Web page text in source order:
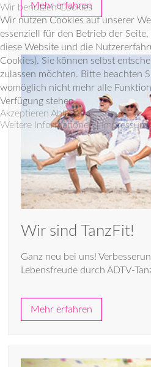
Mehr erfahren
Wir sind TanzFit!
Ganz neu bei uns!
Lebensfreude durch ADTV-
Mehr erfahren
Wir benutzen Cookies
Wir nutzen Cookies auf unserer
essenziell für den Betrieb der
diese Website und die
Cookies). Sie können selbst
zulassen möchten. Bitte beachten
womöglich nicht mehr alle
Verfügung stehen.
Akzeptieren Ablehnen
Weitere Informationen|Impressum